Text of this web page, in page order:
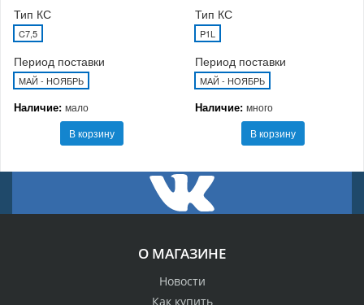
Тип КС
C7,5
Период поставки
МАЙ - НОЯБРЬ
Наличие: мало
В корзину
Тип КС
P1L
Период поставки
МАЙ - НОЯБРЬ
Наличие: много
В корзину
О МАГАЗИНЕ
Новости
Как купить